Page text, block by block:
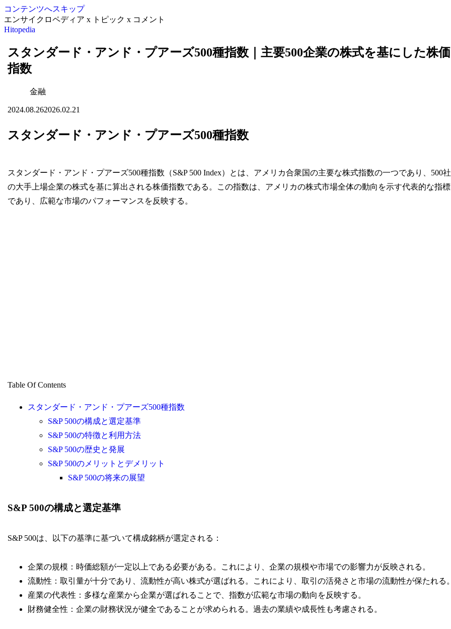
コンテンツへスキップ
エンサイクロペディア x トピック x コメント
Hitopedia
スタンダード・アンド・プアーズ500種指数｜主要500企業の株式を基にした株価
指数
金融
2024.08.262026.02.21
スタンダード・アンド・プアーズ500種指数
スタンダード・アンド・プアーズ500種指数（S&P 500 Index）とは、アメリカ合衆国の主要な株式指数の一つであり、500社
の大手上場企業の株式を基に算出される株価指数である。この指数は、アメリカの株式市場全体の動向を示す代表的な指標
であり、広範な市場のパフォーマンスを反映する。
Table Of Contents
スタンダード・アンド・プアーズ500種指数
S&P 500の構成と選定基準
S&P 500の特徴と利用方法
S&P 500の歴史と発展
S&P 500のメリットとデメリット
S&P 500の将来の展望
S&P 500の構成と選定基準
S&P 500は、以下の基準に基づいて構成銘柄が選定される：
企業の規模：時価総額が一定以上である必要がある。これにより、企業の規模や市場での影響力が反映される。
流動性：取引量が十分であり、流動性が高い株式が選ばれる。これにより、取引の活発さと市場の流動性が保たれる。
産業の代表性：多様な産業から企業が選ばれることで、指数が広範な市場の動向を反映する。
財務健全性：企業の財務状況が健全であることが求められる。過去の業績や成長性も考慮される。